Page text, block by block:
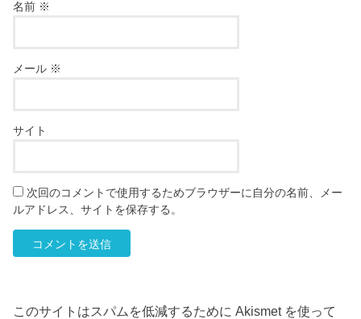
名前 ※
メール ※
サイト
次回のコメントで使用するためブラウザーに自分の名前、メー
ルアドレス、サイトを保存する。
このサイトはスパムを低減するために Akismet を使って